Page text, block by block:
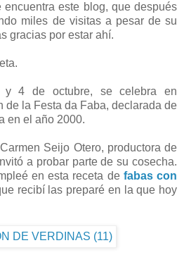
este blog, que después
miles de visitas a pesar de su
gracias por estar ahí.
4 de octubre, se celebra en
de la Festa da Faba, declarada de
en el año 2000.
Seijo Otero, productora de
a probar parte de su cosecha.
en esta receta de fabas con
recibí las preparé en la que hoy